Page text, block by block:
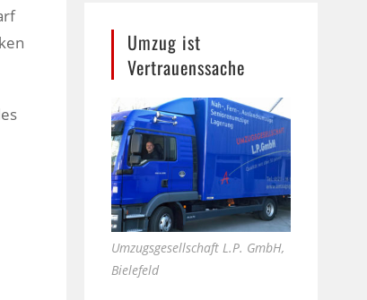
Umzug ist
Vertrauenssache
Umzugsgesellschaft L.P. GmbH,
Bielefeld